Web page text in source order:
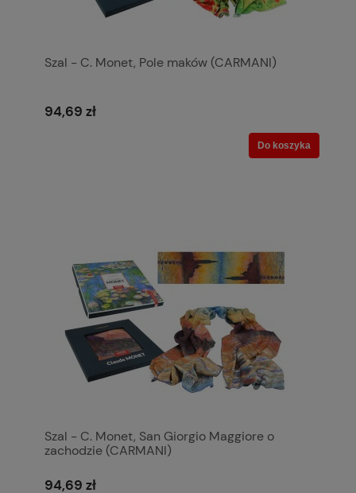
Szal - C. Monet, Pole maków (CARMANI)
94,69 zł
Do koszyka
Szal - C. Monet, San Giorgio Maggiore o
zachodzie (CARMANI)
94,69 zł